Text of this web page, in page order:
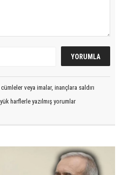
veya imalar, inançlara saldırı
harflerle yazılmış yorumlar